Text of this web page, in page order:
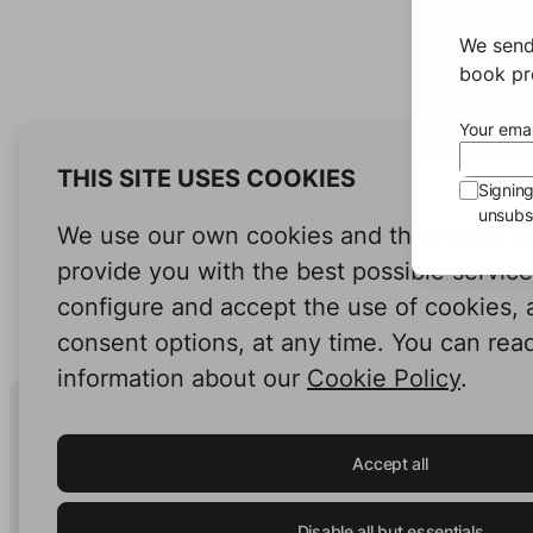
er nie
nicht
mit
durch
THIS SITE USES COOKIES
We use our own cookies and third-party
provide you with the best possible
configure and accept the use of cookies,
consent options, at any time. You can
information about our Cookie Policy.
Accept all
Human Intelligence.
In Print.
We
book
Your